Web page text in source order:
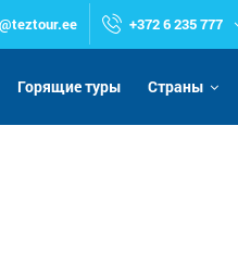
+372 6 235 777
Горящие туры Страны